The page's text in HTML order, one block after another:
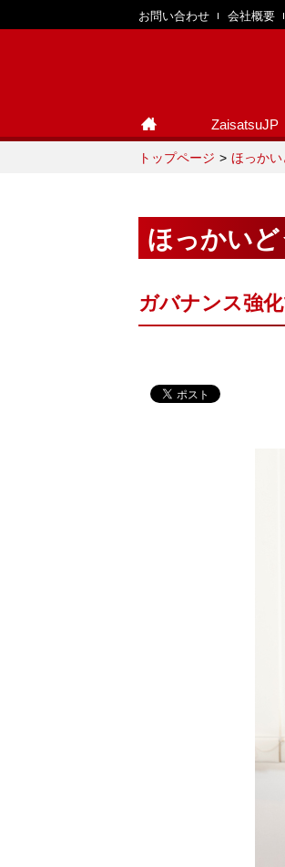
お問い合わせ 会社概要
ZaisatsuJP
トップページ ほっか
ほっかい
ガバナンス強